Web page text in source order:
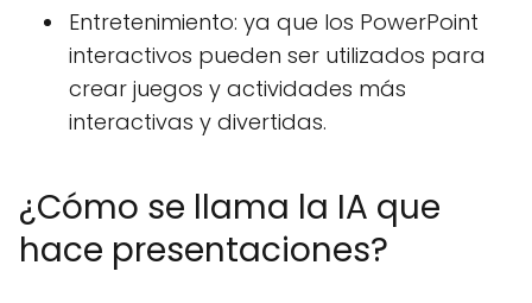
Entretenimiento: ya que los PowerPoint
interactivos pueden ser utilizados para
crear juegos y actividades más
interactivas y divertidas.
¿Cómo se llama la IA que
hace presentaciones?